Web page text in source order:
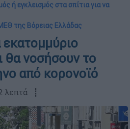
ή εγκλεισμός στα σπίτια για να
της Βόρειας Ελλάδας
θα νοσήσουν το
από κορονοϊό
λεπτά ┋